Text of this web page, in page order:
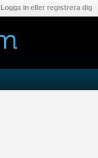
Logga in eller registrera dig